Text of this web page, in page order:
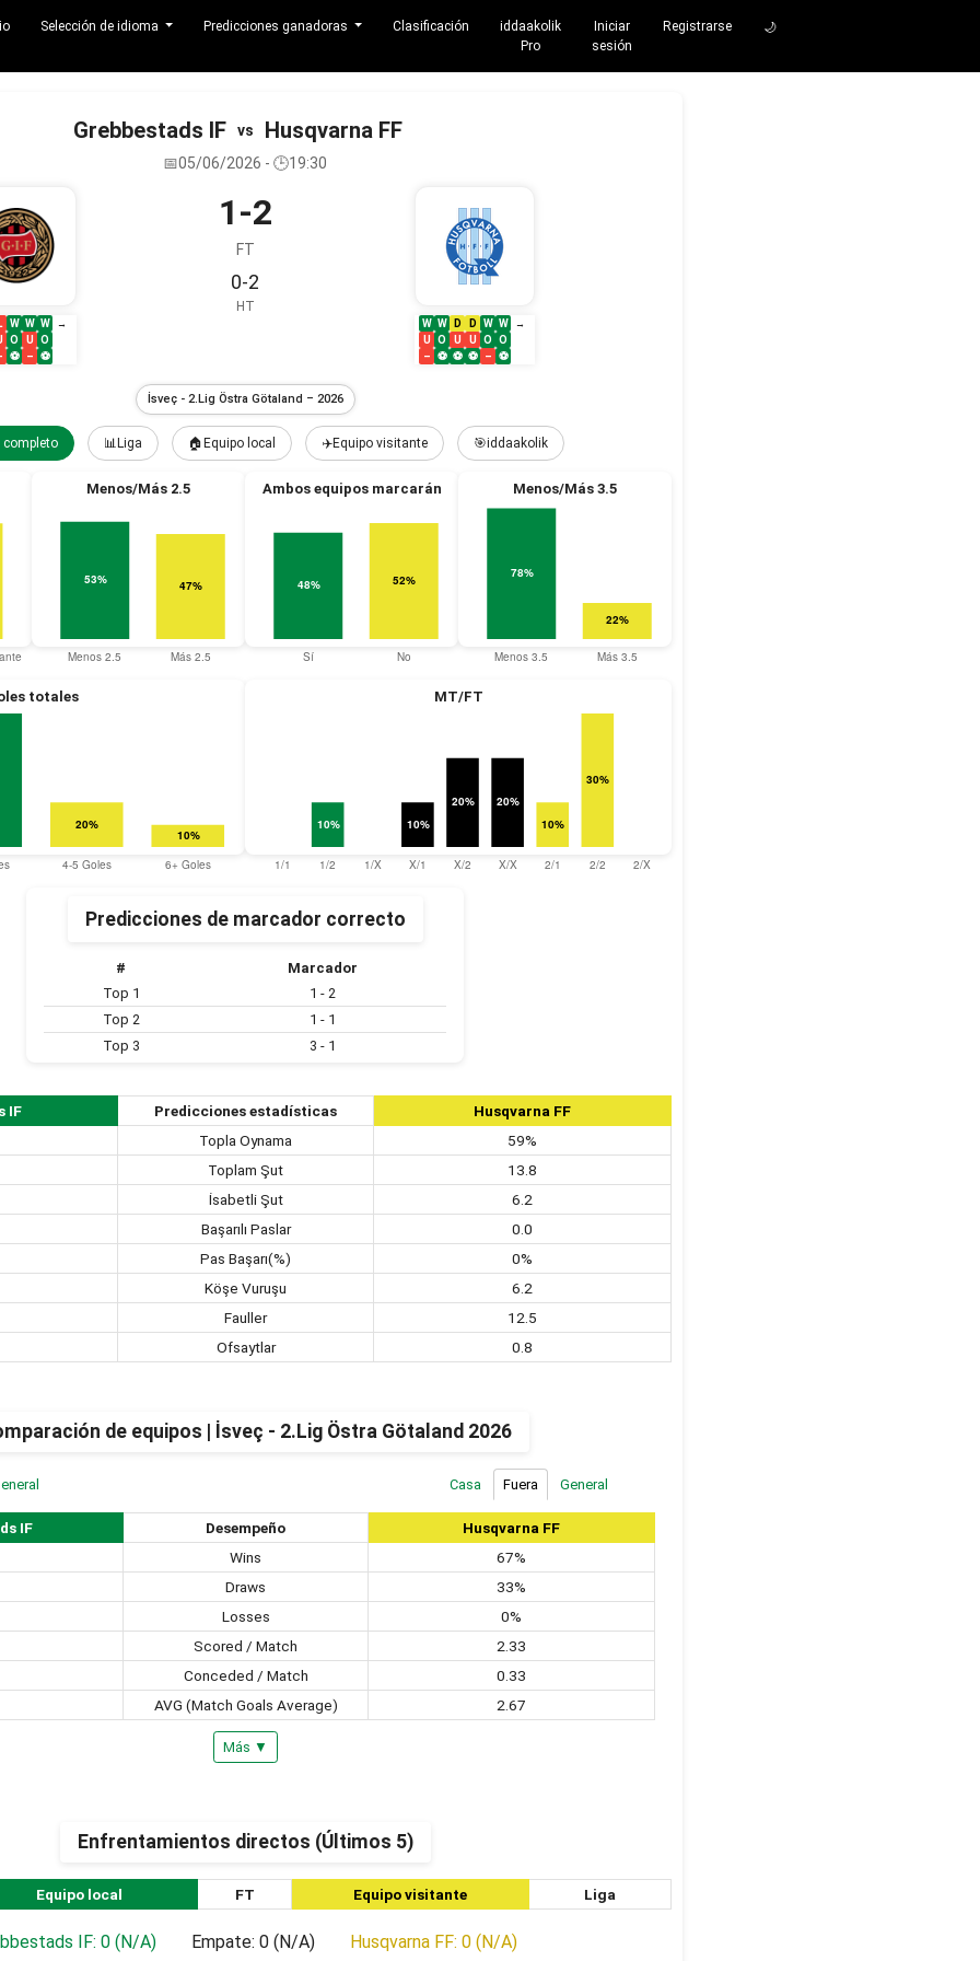
Selección de idioma Predicciones ganadoras Clasificación
iddaakolik
Pro
Iniciar
sesión
Registrarse 🌙
Grebbestads IF vs Husqvarna FF
📅05/06/2026 - 🕒19:30
W
O
⚽
W
U
–
W
O
⚽
→
1-2
FT
0-2
HT
W
U
–
W
O
⚽
D
U
⚽
D
U
⚽
W
O
–
W
O
⚽
→
İsveç - 2.Lig Östra Götaland – 2026
completo 📊Liga 🏠Equipo local ✈️Equipo visitante 🎯iddaakolik
Menos/Más 2.5 Ambos equipos marcarán Menos/Más 3.5
totales MT/FT
Predicciones de marcador correcto
#
Marcador
Top 1
1 - 2
Top 2
1 - 1
Top 3
3 - 1
IF Predicciones estadísticas
Husqvarna FF
Topla Oynama
59%
Toplam Şut
13.8
İsabetli Şut
6.2
Başarılı Paslar
0.0
Pas Başarı(%)
0%
Köşe Vuruşu
6.2
Fauller
12.5
Ofsaytlar
0.8
de equipos | İsveç - 2.Lig Östra Götaland 2026
Casa Fuera General
IF Desempeño
Husqvarna FF
Wins
67%
Draws
33%
Losses
0%
Scored / Match
2.33
Conceded / Match
0.33
AVG (Match Goals Average)
2.67
Más ▼
Enfrentamientos directos (Últimos 5)
Equipo local FT Equipo visitante Liga
IF: 0 (N/A) Empate: 0 (N/A) Husqvarna FF: 0 (N/A)